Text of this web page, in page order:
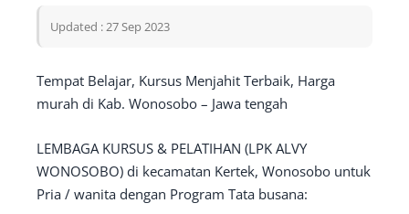
Updated : 27 Sep 2023
Tempat Belajar, Kursus Menjahit Terbaik, Harga
murah di Kab. Wonosobo – Jawa tengah
LEMBAGA KURSUS & PELATIHAN (LPK ALVY
WONOSOBO) di kecamatan Kertek, Wonosobo untuk
Pria / wanita dengan Program Tata busana: